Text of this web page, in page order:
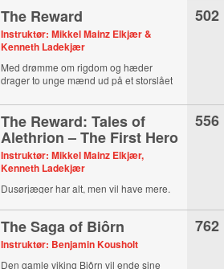
The Reward
Instruktør: Mikkel Mainz Elkjær &
Kenneth Ladekjær
Med drømme om rigdom og hæder
drager to unge mænd ud på et storslået
502
The Reward: Tales of
Alethrion – The First Hero
Instruktør: Mikkel Mainz Elkjær,
Kenneth Ladekjær
Dusørjæger har alt, men vil have mere.
556
The Saga of Biôrn
Instruktør: Benjamin Kousholt
Den gamle viking Biôrn vil ende sine
762